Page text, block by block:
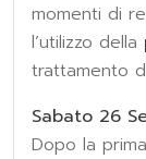
momenti di
l’utilizzo della
trattamento
Sabato 26
Dopo la